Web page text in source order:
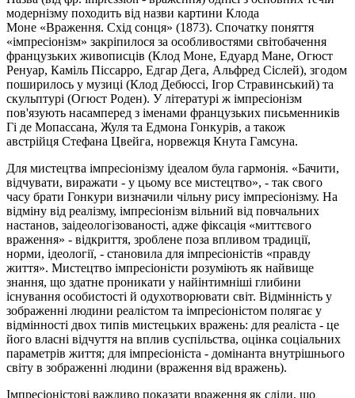
модернізму походить від назви картини Клода
Моне «Враження. Схід сонця» (1873). Спочатку поняття
«імпресіонізм» закріпилося за особливостями світобачення
французьких живописців (Клод Моне, Едуард Мане, Огюст
Ренуар, Каміль Піссарро, Едгар Дега, Альфред Сіслей), згодом
поширилось у музиці (Клод Дебюссі, Ігор Стравинський) та
скульптурі (Огюст Роден). У літературі ж імпресіонізм
пов'язують насамперед з іменами французьких письменників
Гі де Мопассана, Жуля та Едмона Гонкурів, а також
австрійця Стефана Цвейга, норвежця Кнута Гамсуна.
Для мистецтва імпресіонізму ідеалом була гармонія. «Бачити,
відчувати, виражати - у цьому все мистецтво», - так свого
часу брати Гонкури визначили чільну рису імпресіонізму. На
відміну від реалізму, імпресіонізм вільний від повчальних
настанов, заідеологізованості, адже фіксація «миттєвого
враження» - відкриття, зроблене поза впливом традиції,
норми, ідеології, - становила для імпресіоністів «правду
життя». Мистецтво імпресіоністи розуміють як найвище
знання, що здатне проникати у найінтимніші глибини
існування особистості й одухотворювати світ. Відмінність у
зображенні людини реалістом та імпресіоністом полягає у
відмінності двох типів мистецьких вражень: для реаліста - це
його власні відчуття на вплив суспільства, оцінка соціальних
параметрів життя; для імпресіоніста - домінанта внутрішнього
світу в зображенні людини (враження від вражень).
Імпресіоністові важливо показати враження як сліди, що